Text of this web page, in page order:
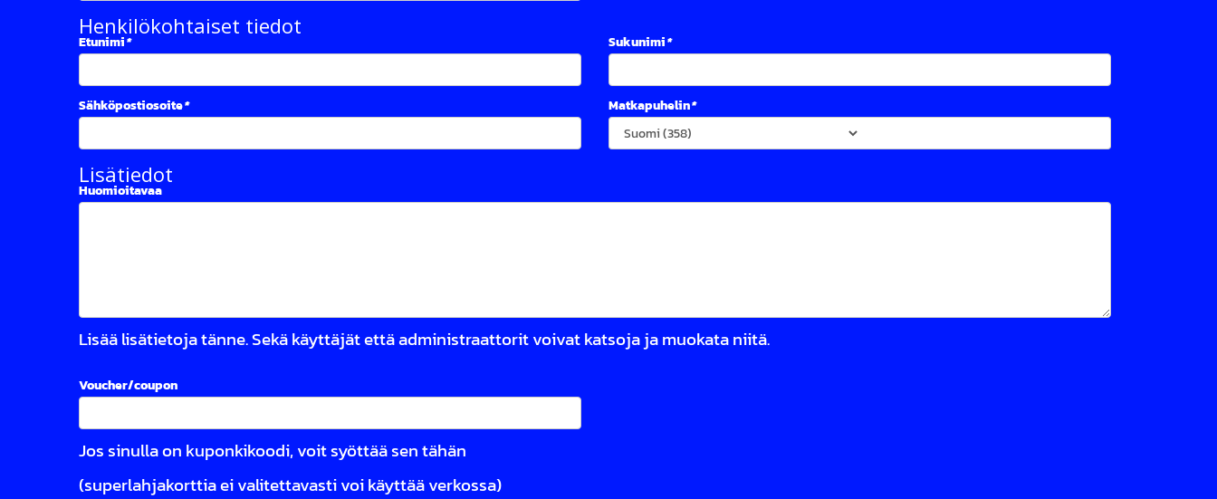
Henkilökohtaiset tiedot
Etunimi* Sukunimi*
Sähköpostiosoite* Matkapuhelin*
Lisätiedot
Huomioitavaa
Lisää lisätietoja tänne. Sekä käyttäjät että administraattorit voivat katsoja ja muokata niitä.
Voucher/coupon
Jos sinulla on kuponkikoodi, voit syöttää sen tähän
(superlahjakorttia ei valitettavasti voi käyttää verkossa)